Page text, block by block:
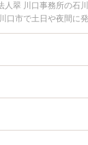
翠 川口事務所の石
市で土日や夜間に
離婚書類作成を法